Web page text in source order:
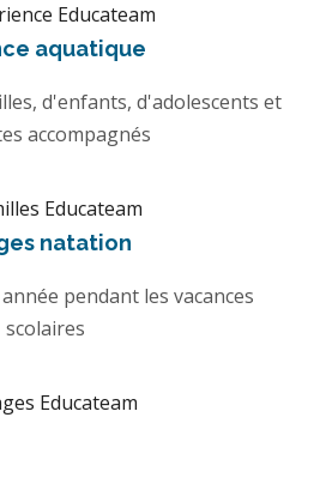
aquatique
d'enfants, d'adolescents et
accompagnés
natation
pendant les vacances
scolaires